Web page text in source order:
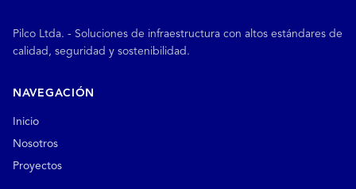
Pilco Ltda. - Soluciones de infraestructura con altos estándares de
calidad, seguridad y sostenibilidad.
NAVEGACIÓN
Inicio
Nosotros
Proyectos